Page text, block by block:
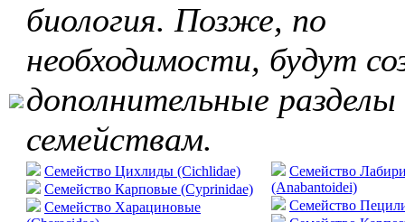
биология. Позже, по
необходимости, будут
дополнительные разделы
семействам.
Семейство Цихлиды (Cichlidae)
Семейство Карповые (Cyprinidae)
Семейство Харациновые
Семейство
(Anabantoidei)
Cемейство